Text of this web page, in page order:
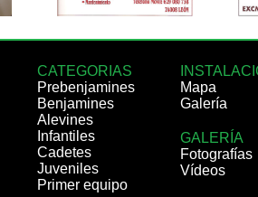
CATEGORIAS
Prebenjamines
Benjamines
Alevines
Infantiles
Cadetes
Juveniles
Primer equipo
Mapa
Galería
GALERÍA
Fotografías
Vídeos